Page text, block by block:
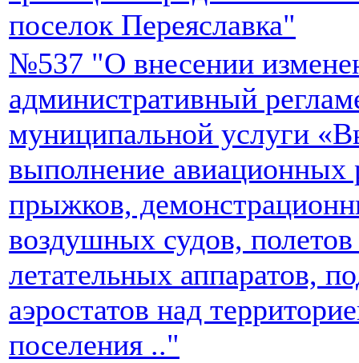
поселок Переяславка"
№537 "О внесении
административный
муниципальной услуги
выполнение
прыжков,
воздушных судов,
летательных аппаратов,
аэростатов над
поселения .."